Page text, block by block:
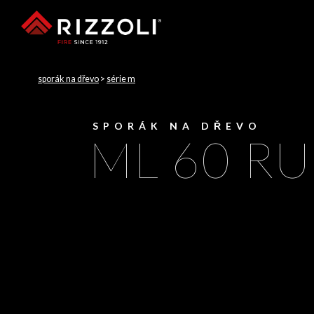
sporák na dřevo > série m
SPORÁK NA DŘEVO
ML 60